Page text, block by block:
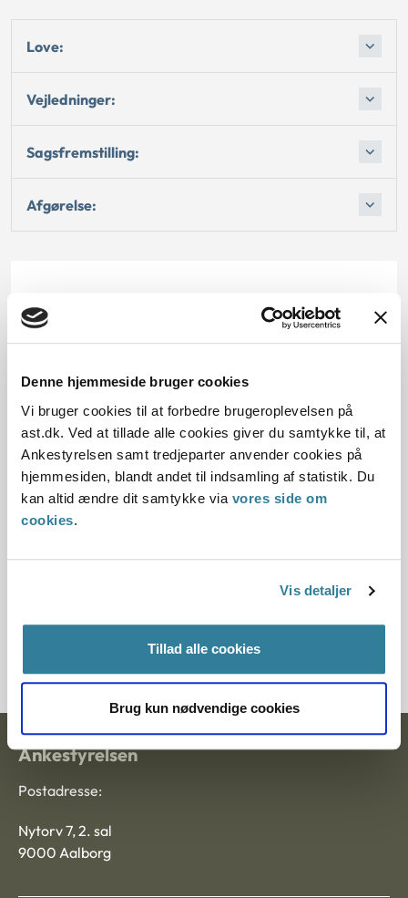
Denne hjemmeside bruger cookies
Vi bruger cookies til at forbedre brugeroplevelsen på
ast.dk. Ved at tillade alle cookies giver du samtykke til, at
Ankestyrelsen samt tredjeparter anvender cookies på
hjemmesiden, blandt andet til indsamling af statistik. Du
kan altid ændre dit samtykke via vores side om
cookies.
Vis detaljer
Tillad alle cookies
Brug kun nødvendige cookies
Love:
Vejledninger:
Sagsfremstilling:
Afgørelse:
Dato for underskrift
22.12.2003
Offentliggørelsesdato
10.07.2013
Denne principafgørelse er kasseret den 1. juli 2016,
da den er erstattet af principafgørelse 34-16.
Paragraf
Ankestyrelsen
Postadresse:
Nytorv 7, 2. sal
9000 Aalborg